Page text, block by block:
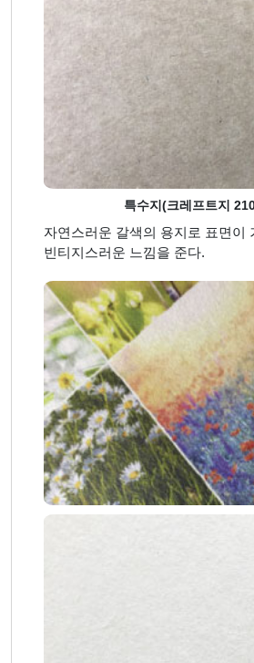
특수지(크레프트지
자연스러운 갈색의 용지로 표면이
빈티지스러운 느낌을 준다.